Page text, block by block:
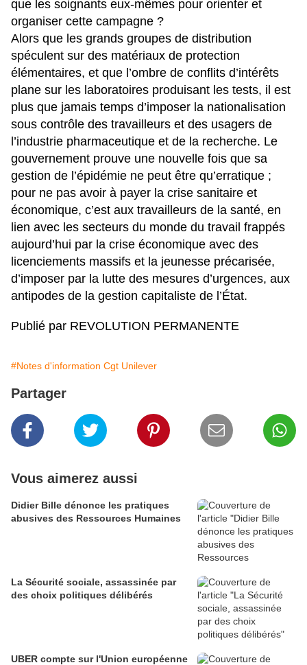
que les soignants eux-mêmes pour orienter et
organiser cette campagne ?
Alors que les grands groupes de distribution
spéculent sur des matériaux de protection
élémentaires, et que l’ombre de conflits d’intérêts
plane sur les laboratoires produisant les tests, il est
plus que jamais temps d’imposer la nationalisation
sous contrôle des travailleurs et des usagers de
l’industrie pharmaceutique et de la recherche. Le
gouvernement prouve une nouvelle fois que sa
gestion de l’épidémie ne peut être qu’erratique ;
pour ne pas avoir à payer la crise sanitaire et
économique, c’est aux travailleurs de la santé, en
lien avec les secteurs du monde du travail frappés
aujourd’hui par la crise économique avec des
licenciements massifs et la jeunesse précarisée,
d’imposer par la lutte des mesures d’urgences, aux
antipodes de la gestion capitaliste de l’État.
Publié par REVOLUTION PERMANENTE
#Notes d'information Cgt Unilever
Partager
Vous aimerez aussi
Didier Bille dénonce les pratiques
abusives des Ressources Humaines
La Sécurité sociale, assassinée par
des choix politiques délibérés
UBER compte sur l'Union européenne